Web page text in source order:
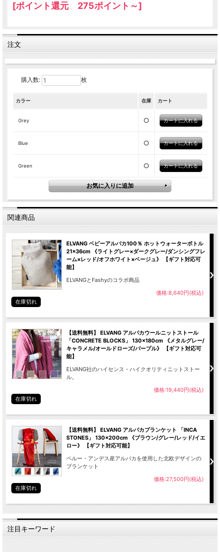
[ポイント還元 275ポイント～]
注文
購入数: 枚
カラー 在庫 カート
Grey ○
Blue ○
Green ○
関連商品
ELVANG ベビーアルパカ100％ ホットウォーターボトル
21×36cm 《ライトグレー×ダークグレー/ダンシングフレ
ーム×レッド/オフホワイト×ベージュ》 【ギフト対応可
能】
ELVANGとFashyのコラボ商品
価格:8,640円(税込)
在庫切れ
【送料無料】 ELVANG アルパカウールニットストール
「CONCRETE BLOCKS」 130×180cm 《メタルグレー/
キャラメル/オールドローズ/パープル》 【ギフト対応可
能】
ELVANG社のハイセンス・ハイクオリティニットストー
ル。
価格:19,440円(税込)
在庫切れ
【送料無料】 ELVANG アルパカブランケット 「INCA
STONES」 130×200cm 《ブラウン/グレー/レッド/イエ
ロー》 【ギフト対応可能】
ペルー・アンデス産アルパカを使用した北欧デザインの
ブランケット
価格:27,500円(税込)
在庫切れ
注目キーワード